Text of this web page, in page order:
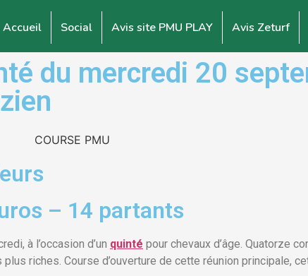
Accueil Social Avis site PMU PLAY Avis Zeturf
du mercredi 20
– 14 partants
à l’occasion d’un quinté pour chevaux d’âge. Quatorze
riches. Course d’ouverture de cette réunion principale,